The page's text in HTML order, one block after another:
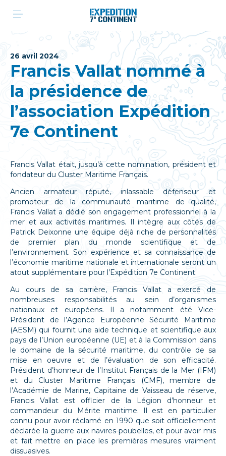
26 avril 2024
Francis Vallat nommé à
la présidence de
l’association Expédition
7e Continent
Francis Vallat était, jusqu’à cette nomination, président et
fondateur du Cluster Maritime Français.
Ancien armateur réputé, inlassable défenseur et
promoteur de la communauté maritime de qualité,
Francis Vallat a dédié son engagement professionnel à la
mer et aux activités maritimes. Il intègre aux côtés de
Patrick Deixonne une équipe déjà riche de personnalités
de premier plan du monde scientifique et de
l’environnement. Son expérience et sa connaissance de
l’économie maritime nationale et internationale seront un
atout supplémentaire pour l’Expédition 7e Continent.
Au cours de sa carrière, Francis Vallat a exercé de
nombreuses responsabilités au sein d’organismes
nationaux et européens. Il a notamment été Vice-
Président de l’Agence Européenne Sécurité Maritime
(AESM) qui fournit une aide technique et scientifique aux
pays de l’Union européenne (UE) et à la Commission dans
le domaine de la sécurité maritime, du contrôle de sa
mise en oeuvre et de l’évaluation de son efficacité.
Président d’honneur de l’Institut Français de la Mer (IFM)
et du Cluster Maritime Français (CMF), membre de
l’Académie de Marine, Capitaine de Vaisseau de réserve,
Francis Vallat est officier de la Légion d’honneur et
commandeur du Mérite maritime. Il est en particulier
connu pour avoir réclamé en 1990 que soit officiellement
déclarée la guerre aux navires-poubelles, et pour avoir mis
et fait mettre en place les premières mesures vraiment
dissuasives.